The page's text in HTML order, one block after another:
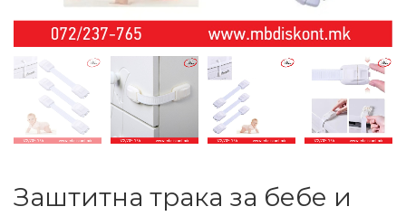
Заштитна трака за бебе и